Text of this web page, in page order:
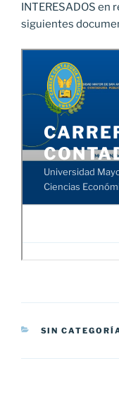
INTERESADOS
siguientes
CATEGORÍAS
SIN